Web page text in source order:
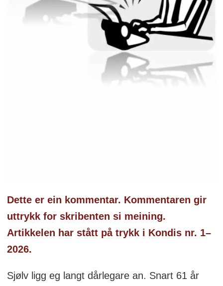
Dette er ein kommentar. Kommentaren gir
uttrykk for skribenten si meining.
Artikkelen har stått på trykk i Kondis nr. 1–
2026.
Sjølv ligg eg langt dårlegare an. Snart 61 år